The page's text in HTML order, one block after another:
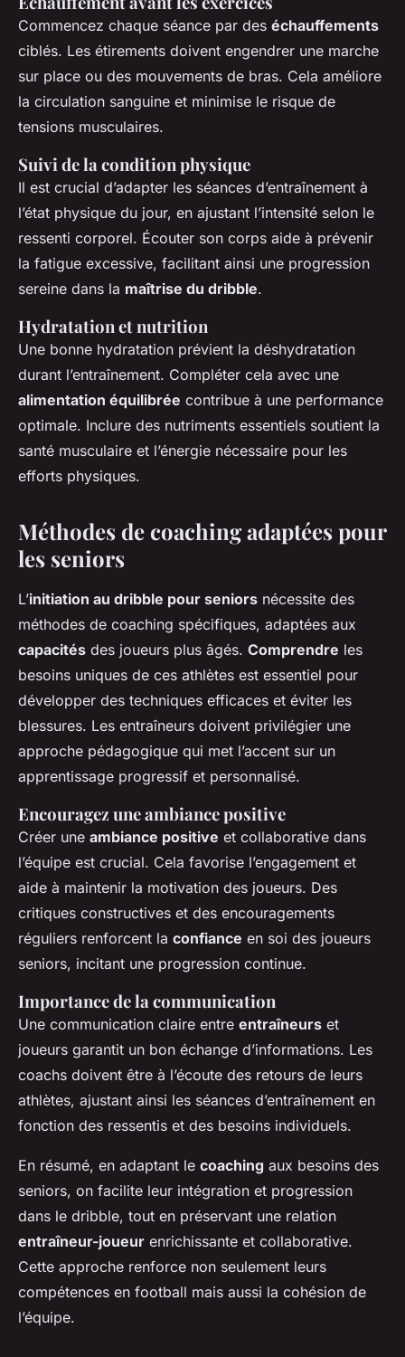
Commencez chaque séance par des échauffements
ciblés. Les étirements doivent engendrer une marche
sur place ou des mouvements de bras. Cela améliore
la circulation sanguine et minimise le risque de
tensions musculaires.
Suivi de la condition physique
Il est crucial d’adapter les séances d’entraînement à
l’état physique du jour, en ajustant l’intensité selon le
ressenti corporel. Écouter son corps aide à prévenir
la fatigue excessive, facilitant ainsi une progression
sereine dans la maîtrise du dribble.
Hydratation et nutrition
Une bonne hydratation prévient la déshydratation
durant l’entraînement. Compléter cela avec une
alimentation équilibrée contribue à une performance
optimale. Inclure des nutriments essentiels soutient la
santé musculaire et l’énergie nécessaire pour les
efforts physiques.
Méthodes de coaching adaptées pour
les seniors
L’initiation au dribble pour seniors nécessite des
méthodes de coaching spécifiques, adaptées aux
capacités des joueurs plus âgés. Comprendre les
besoins uniques de ces athlètes est essentiel pour
développer des techniques efficaces et éviter les
blessures. Les entraîneurs doivent privilégier une
approche pédagogique qui met l’accent sur un
apprentissage progressif et personnalisé.
Encouragez une ambiance positive
Créer une ambiance positive et collaborative dans
l’équipe est crucial. Cela favorise l’engagement et
aide à maintenir la motivation des joueurs. Des
critiques constructives et des encouragements
réguliers renforcent la confiance en soi des joueurs
seniors, incitant une progression continue.
Importance de la communication
Une communication claire entre entraîneurs et
joueurs garantit un bon échange d’informations. Les
coachs doivent être à l’écoute des retours de leurs
athlètes, ajustant ainsi les séances d’entraînement en
fonction des ressentis et des besoins individuels.
En résumé, en adaptant le coaching aux besoins des
seniors, on facilite leur intégration et progression
dans le dribble, tout en préservant une relation
entraîneur-joueur enrichissante et collaborative.
Cette approche renforce non seulement leurs
compétences en football mais aussi la cohésion de
l’équipe.